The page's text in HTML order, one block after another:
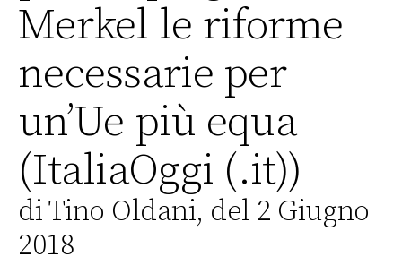
Merkel le riforme
necessarie per
un’Ue più equa
(ItaliaOggi (.it))
di Tino Oldani, del 2 Giugno
2018